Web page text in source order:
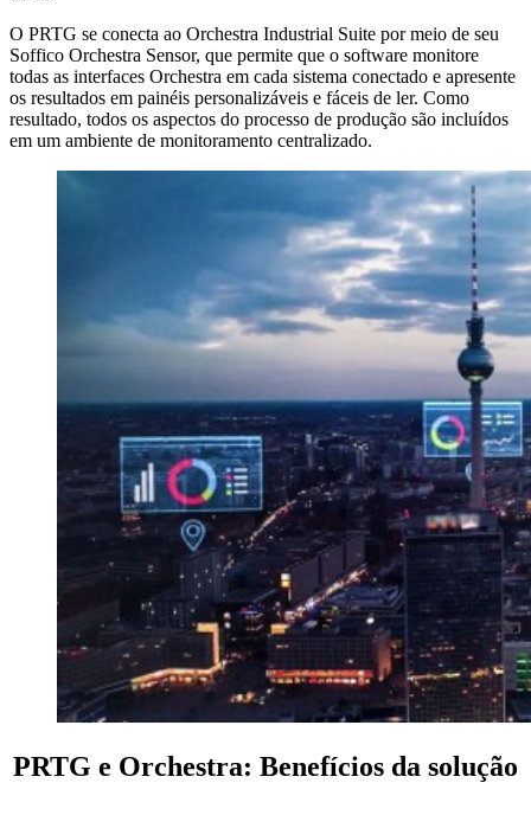
O PRTG se conecta ao Orchestra Industrial Suite por meio de seu
Soffico Orchestra Sensor, que permite que o software monitore
todas as interfaces Orchestra em cada sistema conectado e apresente
os resultados em painéis personalizáveis e fáceis de ler. Como
resultado, todos os aspectos do processo de produção são incluídos
em um ambiente de monitoramento centralizado.
PRTG e Orchestra: Benefícios da solução